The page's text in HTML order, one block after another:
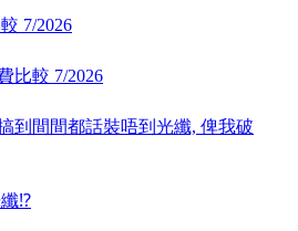
7/2026
比較 7/2026
到間間都話裝唔到光纖, 俾我破
⁉